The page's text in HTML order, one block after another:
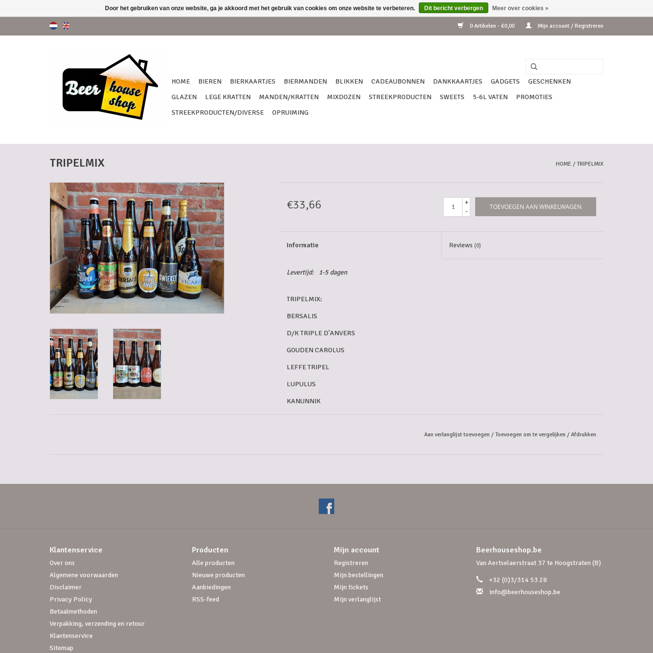
0 Artikelen - €0,00 Mijn account / Registreren
HOME BIEREN BIERKAARTJES BIERMANDEN BLIKKEN CADEAUBONNEN DANKKAARTJES GADGETS
GESCHENKEN
GLAZEN
LEGE KRATTEN MANDEN/KRATTEN MIXDOZEN STREEKPRODUCTEN SWEETS 5-6L VATEN
PROMOTIES
STREEKPRODUCTEN/DIVERSE
OPRUIMING
TRIPELMIX HOME / TRIPELMIX
€33,66
+
-
TOEVOEGEN AAN WINKELWAGEN
Informatie Reviews(0)
Levertijd: 1-5 dagen
TRIPELMIX:
BERSALIS
D/K TRIPLE D'ANVERS
GOUDEN CAROLUS
LEFFE TRIPEL
LUPULUS
KANUNNIK
WIEZE
Aan verlanglijst toevoegen / Toevoegen om te vergelijken / Afdrukken
Klantenservice
Over ons
Algemene voorwaarden
Disclaimer
Privacy Policy
Betaalmethoden
Verpakking, verzending en retour
Klantenservice
Sitemap
Producten
Alle producten
Nieuwe producten
Aanbiedingen
RSS-feed
Mijn account
Registreren
Mijn bestellingen
Mijn tickets
Mijn verlanglijst
Beerhouseshop.be
Van Aertselaerstraat 37 te Hoogstraten (B)
+32 (0)3/314 53 28
info@beerhouseshop.be
Door het gebruiken van onze website, ga je akkoord met het gebruik van cookies om onze website te verbeteren. Dit bericht verbergen Meer over cookies »